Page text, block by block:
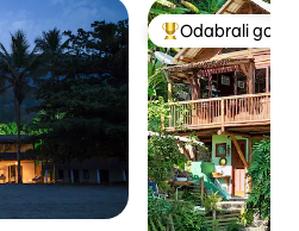
s oznakom „Odabrali gosti”
Među najviše
Odabrali gosti